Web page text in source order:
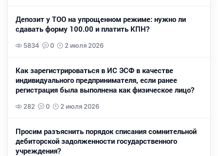
Депозит у ТОО на упрощенном режиме: нужно ли
сдавать форму 100.00 и платить КПН?
5834 0 2 июля 2026
Как зарегистрироваться в ИС ЭСФ в качестве
индивидуального предпринимателя, если ранее
регистрация была выполнена как физическое лицо?
282 0 2 июля 2026
Просим разъяснить порядок списания сомнительной
дебиторской задолженности государственного
учреждения?